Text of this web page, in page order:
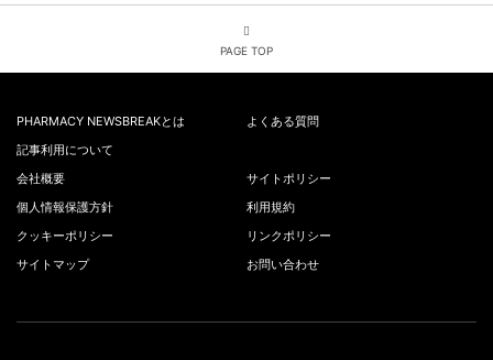
PAGE TOP
PHARMACY NEWSBREAKとは
よくある質問
記事利用について
会社概要
サイトポリシー
個人情報保護方針
利用規約
クッキーポリシー
リンクポリシー
サイトマップ
お問い合わせ